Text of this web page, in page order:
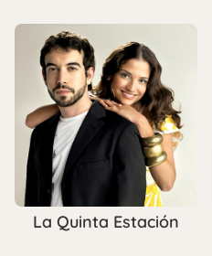
La Quinta Estación